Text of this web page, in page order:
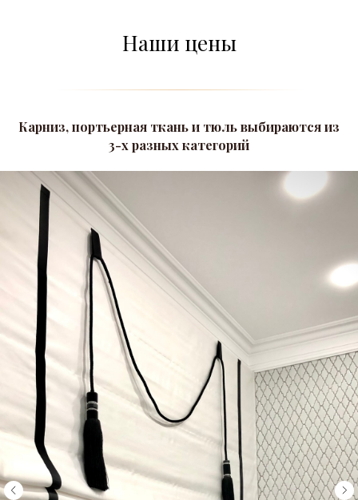
Наши цены
Карниз, портьерная ткань и тюль выбираются из
3-х разных категорий